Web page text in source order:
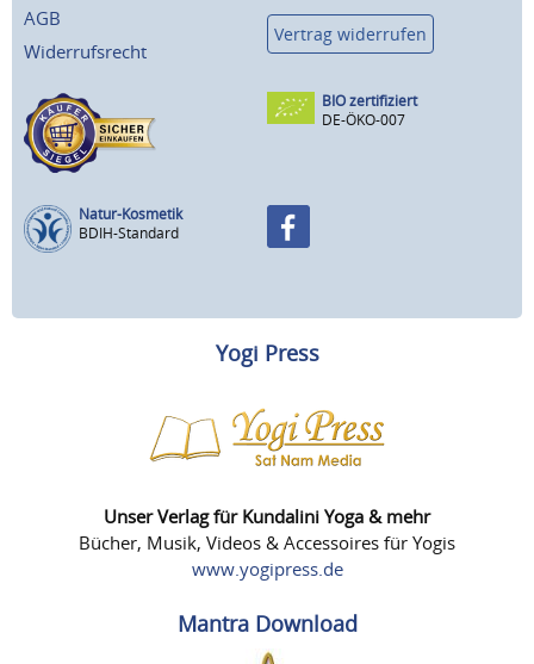
AGB
Widerrufsrecht
Vertrag widerrufen
BIO zertifiziert
DE-ÖKO-007
Natur-Kosmetik
BDIH-Standard
Yogi Press
Unser Verlag für Kundalini Yoga & mehr
Bücher, Musik, Videos & Accessoires für Yogis
www.yogipress.de
Mantra Download